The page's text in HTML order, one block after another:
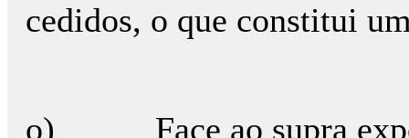
cedidos, o que constitui
o) Face ao supra